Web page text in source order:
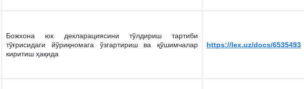
Божхона юк декларациясини тўлдириш тартиби
тўғрисидаги йўриқномага ўзгартириш ва қўшимчалар
киритиш ҳақида
https://lex.uz/docs/6535493